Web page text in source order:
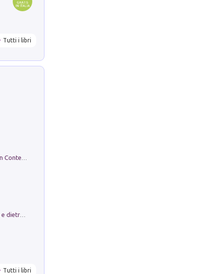
Tutti i libri
Tutti i libri